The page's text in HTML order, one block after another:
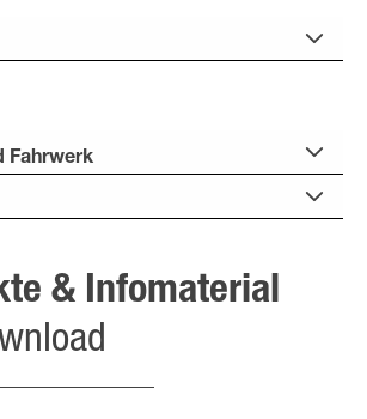
Fahrwerk
& Infomaterial